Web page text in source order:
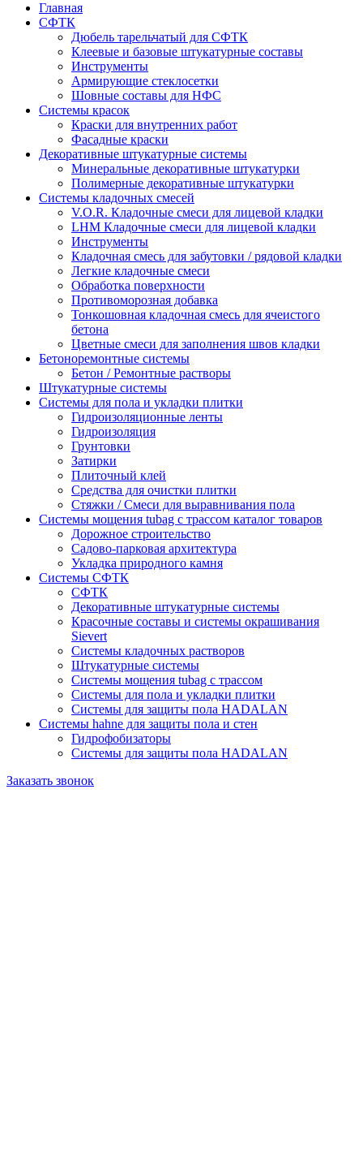
Главная
СФТК
Дюбель тарельчатый для СФТК
Клеевые и базовые штукатурные составы
Инструменты
Армирующие стеклосетки
Шовные составы для НФС
Cистемы красок
Краски для внутренних работ
Фасадные краски
Декоративные штукатурные системы
Минеральные декоративные штукатурки
Полимерные декоративные штукатурки
Системы кладочных смесей
V.O.R. Кладочные смеси для лицевой кладки
LHM Кладочные смеси для лицевой кладки
Инструменты
Кладочная смесь для забутовки / рядовой кладки
Легкие кладочные смеси
Обработка поверхности
Противоморозная добавка
Тонкошовная кладочная смесь для ячеистого
бетона
Цветные смеси для заполнения швов кладки
Бетоноремонтные системы
Бетон / Ремонтные растворы
Штукатурные системы
Cистемы для пола и укладки плитки
Гидроизоляционные ленты
Гидроизоляция
Грунтовки
Затирки
Плиточный клей
Средства для очистки плитки
Стяжки / Смеси для выравнивания пола
Системы мощения tubag с трассом каталог товаров
Дорожное строительство
Садово-парковая архитектура
Укладка природного камня
Системы СФТК
СФТК
Декоративные штукатурные системы
Красочные составы и системы окрашивания
Sievert
Cистемы кладочных растворов
Штукатурные системы
Системы мощения tubag с трассом
Cистемы для пола и укладки плитки
Системы для защиты пола HADALAN
Системы hahne для защиты пола и стен
Гидрофобизаторы
Системы для защиты пола HADALAN
Заказать звонок